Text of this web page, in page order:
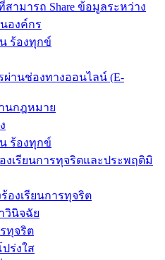
สามารถ Share ข้อมูลระหว่าง
องค์กร
ร้องทุกข์
ผ่านช่องทางออนไลน์ (E-
นกฎหมาย
ร้องทุกข์
งเรียนการทุจริตและประพฤติมิ
องเรียนการทุจริต
วินิจฉัย
ทุจริต
ร่งใส